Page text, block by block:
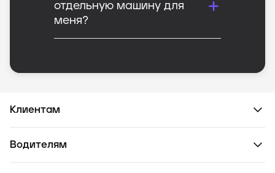
отдельную машину для
меня?
Клиентам
Водителям